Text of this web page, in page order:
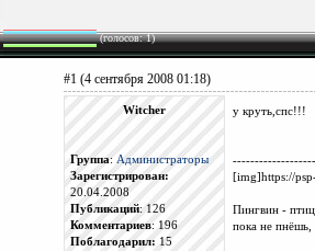
(голосов: 1)
#1 (4 сентября 2008 01:18)
Witcher
Группа: Администраторы
Зарегистрирован:
20.04.2008
Публикаций: 126
Комментариев: 196
Поблагодарил: 15
у круть,спс!!!
[img]https://
Пингвин -
пока не пнёшь,